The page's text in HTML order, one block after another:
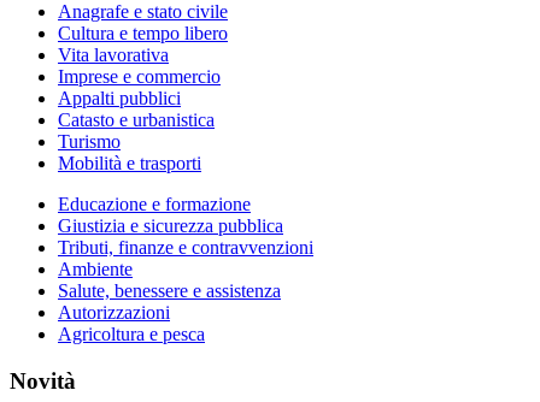
Anagrafe e stato civile
Cultura e tempo libero
Vita lavorativa
Imprese e commercio
Appalti pubblici
Catasto e urbanistica
Turismo
Mobilità e trasporti
Educazione e formazione
Giustizia e sicurezza pubblica
Tributi, finanze e contravvenzioni
Ambiente
Salute, benessere e assistenza
Autorizzazioni
Agricoltura e pesca
Novità